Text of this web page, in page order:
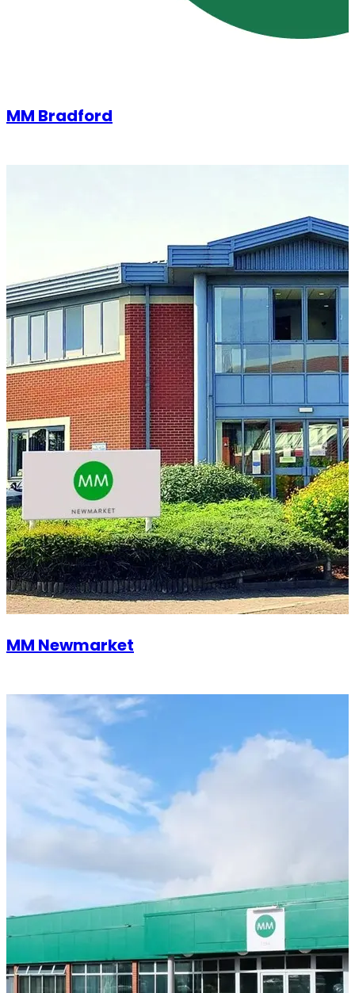
MM Bradford
MM Newmarket